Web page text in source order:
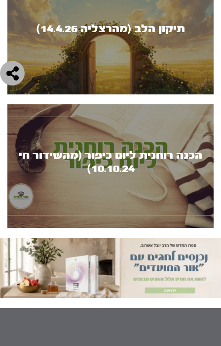
תיקון הלב (מהרצליה 14.4.26)
הכנה רוחנית ליום כיפור (מהשידור חי
10.10.24)